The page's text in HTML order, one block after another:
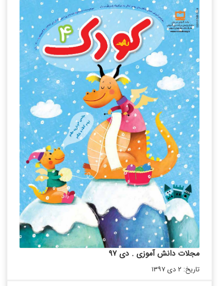
مجلات دانش آموزی . دی ۹۷
تاریخ: ۲ دی ۱۳۹۷